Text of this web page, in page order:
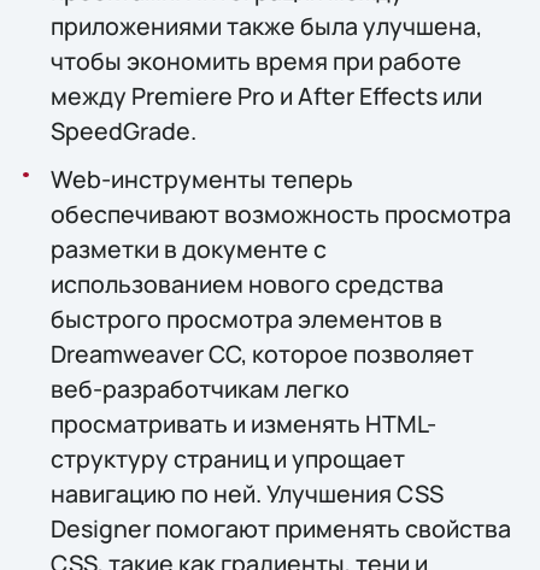
приложениями также была улучшена,
чтобы экономить время при работе
между Premiere Pro и After Effects или
SpeedGrade.
Web-инструменты теперь
обеспечивают возможность просмотра
разметки в документе с
использованием нового средства
быстрого просмотра элементов в
Dreamweaver CC, которое позволяет
веб-разработчикам легко
просматривать и изменять HTML-
структуру страниц и упрощает
навигацию по ней. Улучшения CSS
Designer помогают применять свойства